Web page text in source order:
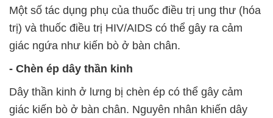
Một số tác dụng phụ của thuốc điều trị ung thư (hóa
trị) và thuốc điều trị HIV/AIDS có thể gây ra cảm
giác ngứa như kiến bò ở bàn chân.
- Chèn ép dây thần kinh
Dây thần kinh ở lưng bị chèn ép có thể gây cảm
giác kiến bò ở bàn chân. Nguyên nhân khiến dây